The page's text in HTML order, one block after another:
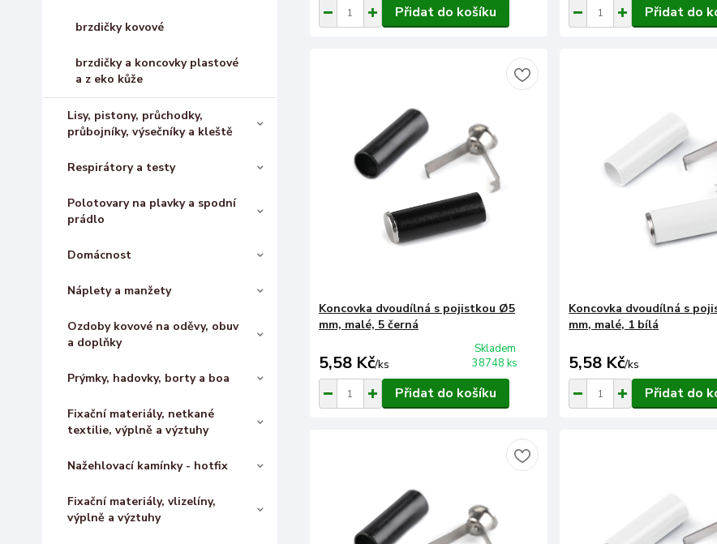
brzdičky kovové
brzdičky a koncovky plastové
a z eko kůže
Lisy, pistony, průchodky,
průbojníky, výsečníky a kleště
Respirátory a testy
Polotovary na plavky a spodní
prádlo
Domácnost
Náplety a manžety
Ozdoby kovové na oděvy, obuv
a doplňky
Prýmky, hadovky, borty a boa
Fixační materiály, netkané
textilie, výplně a výztuhy
Nažehlovací kamínky - hotfix
Fixační materiály, vlizelíny,
výplně a výztuhy
Přidat do košíku Přidat do
Koncovka dvoudílná s pojistkou Ø5
mm, malé, 5 černá
5,58 Kč/ks
Skladem
38748 ks
Přidat do košíku
Koncovka dvoudílná s
mm, malé, 1 bílá
5,58 Kč/ks
Přidat do